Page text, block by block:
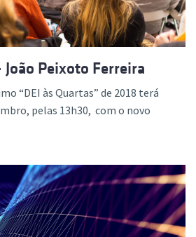
João Peixoto Ferreira
“DEI às Quartas” de 2018 terá
pelas 13h30, com o novo